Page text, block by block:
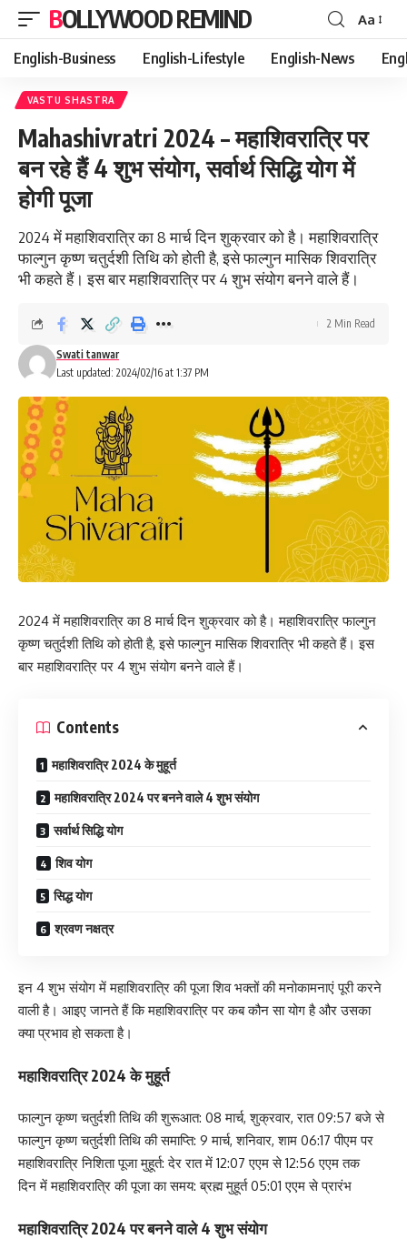
BOLLYWOOD REMIND
Font
Resizer
Aa
English-Business English-Lifestyle English-News
VASTU SHASTRA
Mahashivratri 2024 – महाशिवरात्रि पर
बन रहे हैं 4 शुभ संयोग, सर्वार्थ सिद्धि योग में
होगी पूजा
2024 में महाशिवरात्रि का 8 मार्च दिन शुक्रवार को है। महाशिवरात्रि
फाल्गुन कृष्ण चतुर्दशी तिथि को होती है, इसे फाल्गुन मासिक शिवरात्रि
भी कहते हैं। इस बार महाशिवरात्रि पर 4 शुभ संयोग बनने वाले हैं।
Last updated: 2024/02/16 at 1:37 PM
Swati tanwar
2 Min Read
2024 में महाशिवरात्रि का 8 मार्च दिन शुक्रवार को है। महाशिवरात्रि फाल्गुन
कृष्ण चतुर्दशी तिथि को होती है, इसे फाल्गुन मासिक शिवरात्रि भी कहते हैं। इस
बार महाशिवरात्रि पर 4 शुभ संयोग बनने वाले हैं।
Contents
महाशिवरात्रि 2024 के मुहूर्त
महाशिवरात्रि 2024 पर बनने वाले 4 शुभ संयोग
सर्वार्थ सिद्धि योग
शिव योग
सिद्ध योग
श्रवण नक्षत्र
इन 4 शुभ संयोग में महाशिवरात्रि की पूजा शिव भक्तों की मनोकामनाएं पूरी करने
वाली है। आइए जानते हैं कि महाशिवरात्रि पर कब कौन सा योग है और उसका
क्या प्रभाव हो सकता है।
महाशिवरात्रि 2024 के मुहूर्त
फाल्गुन कृष्ण चतुर्दशी तिथि की शुरूआत: 08 मार्च, शुक्रवार, रात 09:57 बजे से
फाल्गुन कृष्ण चतुर्दशी तिथि की समाप्ति: 9 मार्च, शनिवार, शाम 06:17 पीएम पर
महाशिवरात्रि निशिता पूजा मुहूर्त: देर रात में 12:07 एएम से 12:56 एएम तक
दिन में महाशिवरात्रि की पूजा का समय: ब्रह्म मुहूर्त 05:01 एएम से प्रारंभ
महाशिवरात्रि 2024 पर बनने वाले 4 शुभ संयोग